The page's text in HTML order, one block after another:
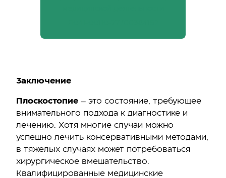
Заключение
Плоскостопие – это состояние, требующее
внимательного подхода к диагностике и
лечению. Хотя многие случаи можно
успешно лечить консервативными методами,
в тяжелых случаях может потребоваться
хирургическое вмешательство.
Квалифицированные медицинские